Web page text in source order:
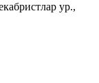
ур.,